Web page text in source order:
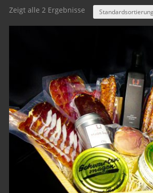
Zeigt alle 2 Ergebnisse